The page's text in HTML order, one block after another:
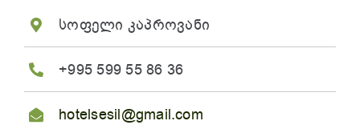
სოფელი კაპროვანი
+995 599 55 86 36
hotelsesil@gmail.com